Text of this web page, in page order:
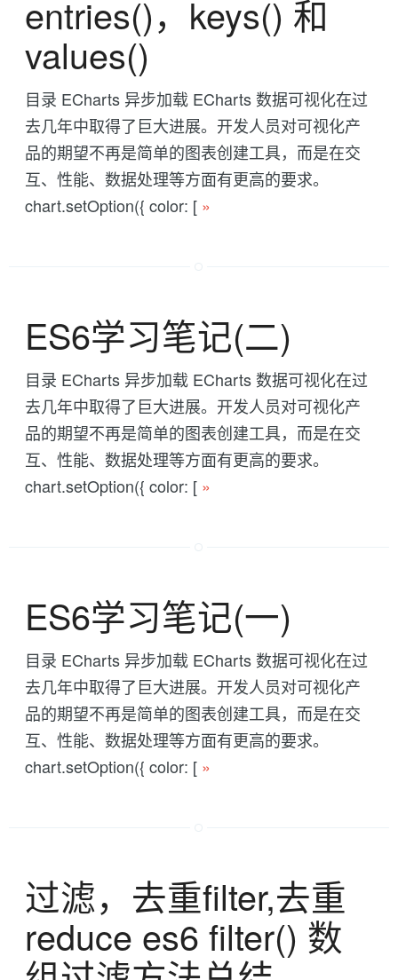
entries()，keys() 和
values()
目录 ECharts 异步加载 ECharts 数据可视化在过
去几年中取得了巨大进展。开发人员对可视化产
品的期望不再是简单的图表创建工具，而是在交
互、性能、数据处理等方面有更高的要求。
chart.setOption({ color: [ »
ES6学习笔记(二)
目录 ECharts 异步加载 ECharts 数据可视化在过
去几年中取得了巨大进展。开发人员对可视化产
品的期望不再是简单的图表创建工具，而是在交
互、性能、数据处理等方面有更高的要求。
chart.setOption({ color: [ »
ES6学习笔记(一)
目录 ECharts 异步加载 ECharts 数据可视化在过
去几年中取得了巨大进展。开发人员对可视化产
品的期望不再是简单的图表创建工具，而是在交
互、性能、数据处理等方面有更高的要求。
chart.setOption({ color: [ »
过滤，去重filter,去重
reduce es6 filter() 数